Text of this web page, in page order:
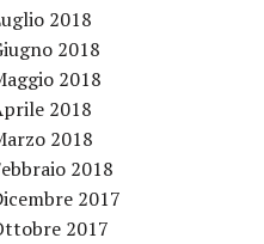
2018
2018
2018
2018
2018
2018
2017
2017